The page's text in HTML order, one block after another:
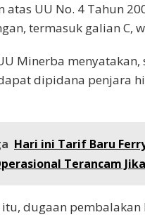
atas UU No. 4 Tahun
termasuk galian C,
Minerba
dipidana penjara
Hari ini Tarif Baru
Terancam
itu, dugaan